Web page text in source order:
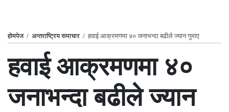
होमपेज/ अन्तराष्ट्रिय समाचार / हवाई आक्रमणमा ४० जनाभन्दा बढीले ज्यान गुमाए
हवाई आक्रमणमा ४०
जनाभन्दा बढीले ज्यान